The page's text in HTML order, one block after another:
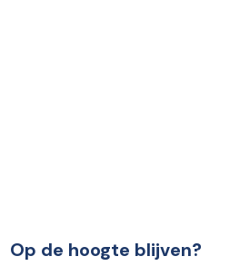
Op de hoogte blijven?